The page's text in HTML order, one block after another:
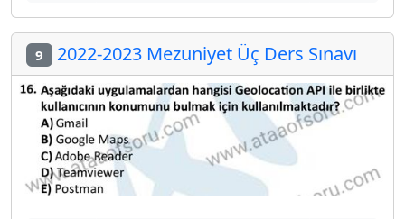
9 2022-2023 Mezuniyet Üç Ders Sınavı